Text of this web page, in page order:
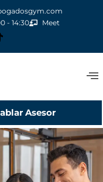
- 14:30
Meet
Asesor